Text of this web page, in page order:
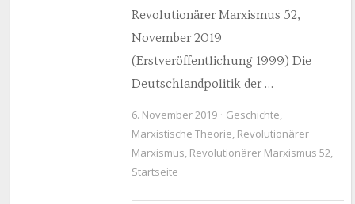
Revolutionärer Marxismus 52,
November 2019
(Erstveröffentlichung 1999) Die
Deutschlandpolitik der …
6. November 2019 Geschichte,
Marxistische Theorie, Revolutionärer
Marxismus, Revolutionärer Marxismus 52,
Startseite